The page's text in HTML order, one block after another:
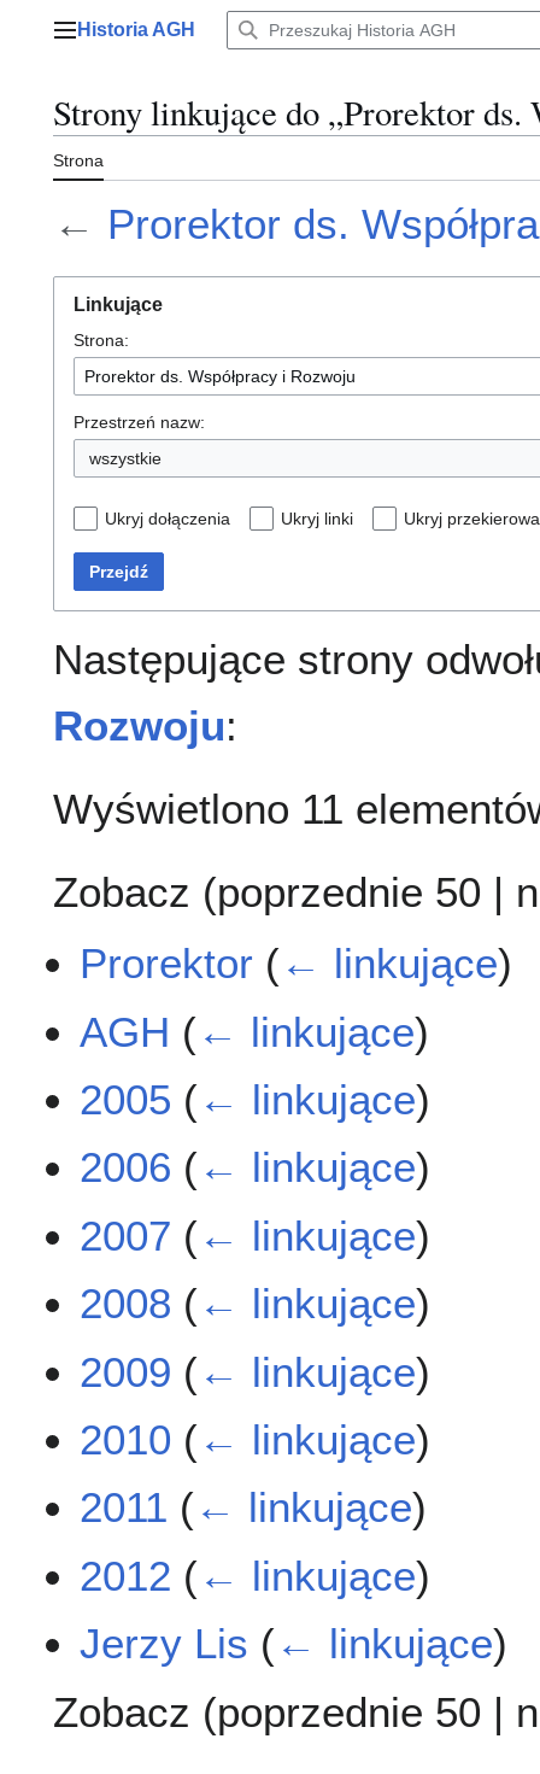
Menu główne
Historia AGH
Strony linkujące do „Prorektor ds.
Strona
← Prorektor ds.
Linkujące
Strona:
Przestrzeń nazw:
wszystkie
Ukryj dołączenia Ukryj linki Ukryj
Przejdź
Następujące strony
Rozwoju:
Wyświetlono 11
Zobacz (poprzednie 50 |
Prorektor (← linkujące)
AGH (← linkujące)
2005 (← linkujące)
2006 (← linkujące)
2007 (← linkujące)
2008 (← linkujące)
2009 (← linkujące)
2010 (← linkujące)
2011 (← linkujące)
2012 (← linkujące)
Jerzy Lis (← linkujące)
Zobacz (poprzednie 50 |